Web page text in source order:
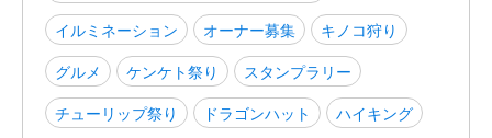
イルミネーション
オーナー募集
キノコ狩り
グルメ
ケンケト祭り
スタンプラリー
チューリップ祭り
ドラゴンハット
ハイキング